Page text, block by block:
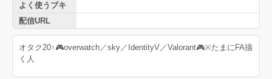
よく使うブキ
配信URL
オタク20↑🎮overwatch／sky／IdentityV／Valorant🎮※たまにFA描
く人